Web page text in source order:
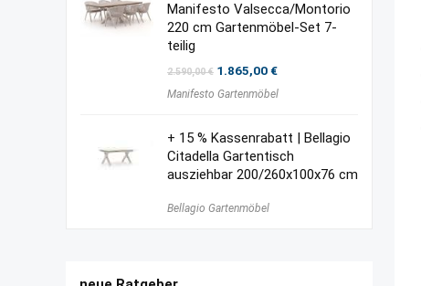
Manifesto Valsecca/Montorio
220 cm Gartenmöbel-Set 7-
teilig
2.590,00€ Ursprünglicher
war:
1.865,00€Aktueller
ist:
Manifesto Gartenmöbel
+ 15 % Kassenrabatt | Bellagio
Citadella Gartentisch
ausziehbar 200/260x100x76 cm
Bellagio Gartenmöbel